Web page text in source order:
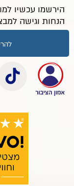
הירשמו עכשיו
הנחות וגישה